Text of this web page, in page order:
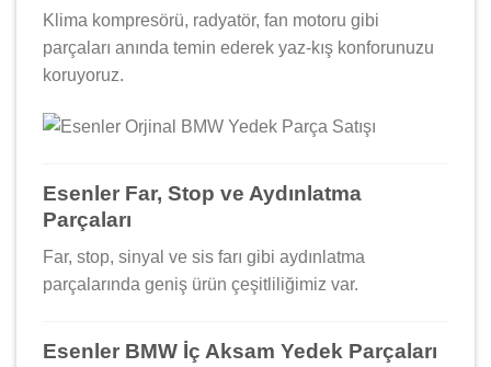
Klima kompresörü, radyatör, fan motoru gibi
parçaları anında temin ederek yaz-kış konforunuzu
koruyoruz.
Esenler Far, Stop ve Aydınlatma
Parçaları
Far, stop, sinyal ve sis farı gibi aydınlatma
parçalarında geniş ürün çeşitliliğimiz var.
Esenler BMW İç Aksam Yedek Parçaları